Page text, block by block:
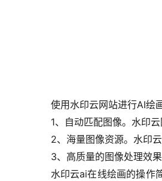
使用水印云网站进行AI绘
1、自动匹配图像。水印
2、海量图像资源。水印
3、高质量的图像处理效
水印云ai在线绘画的操作